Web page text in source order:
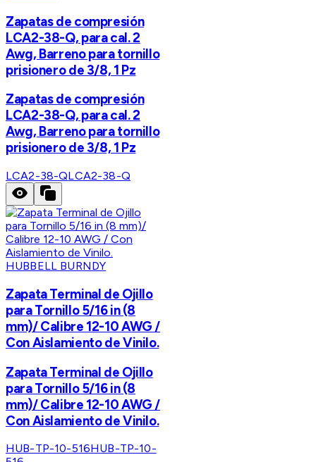
Zapatas de compresión
LCA2-38-Q, para cal. 2
Awg, Barreno para tornillo
prisionero de 3/8, 1 Pz
Zapatas de compresión
LCA2-38-Q, para cal. 2
Awg, Barreno para tornillo
prisionero de 3/8, 1 Pz
LCA2-38-QLCA2-38-Q
HUBBELL BURNDY
Zapata Terminal de Ojillo
para Tornillo 5/16 in (8
mm)/ Calibre 12-10 AWG /
Con Aislamiento de Vinilo.
Zapata Terminal de Ojillo
para Tornillo 5/16 in (8
mm)/ Calibre 12-10 AWG /
Con Aislamiento de Vinilo.
HUB-TP-10-516HUB-TP-10-